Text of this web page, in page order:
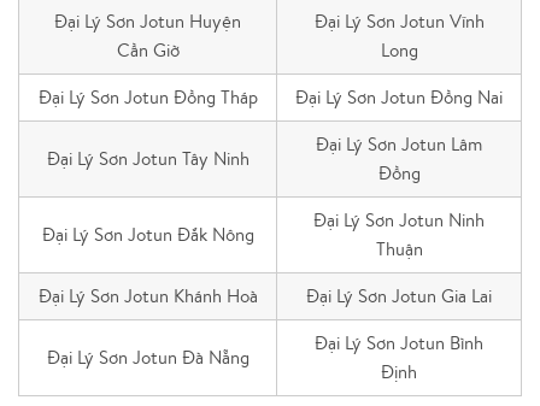
Đại Lý Sơn Jotun Huyện
Cần Giờ
Đại Lý Sơn Jotun Vĩnh
Long
Đại Lý Sơn Jotun Đồng Tháp Đại Lý Sơn Jotun Đồng Nai
Đại Lý Sơn Jotun Tây Ninh
Đại Lý Sơn Jotun Lâm
Đồng
Đại Lý Sơn Jotun Đắk Nông
Đại Lý Sơn Jotun Ninh
Thuận
Đại Lý Sơn Jotun Khánh Hoà Đại Lý Sơn Jotun Gia Lai
Đại Lý Sơn Jotun Đà Nẵng
Đại Lý Sơn Jotun Bình
Định